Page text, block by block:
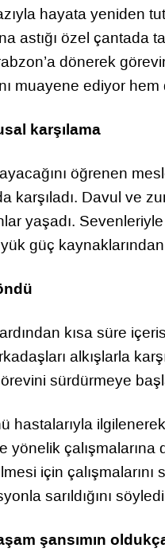
hayata yeniden
astığı özel çantada
dönerek
muayene ediyor
karşılama
öğrenen
karşıladı. Davul ve
yaşadı.
güç
kısa süre
alkışlarla
sürdürmeye
hastalarıyla
çalışmalarına
için
sarıldığını
şansımın